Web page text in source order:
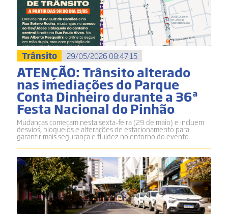
Trânsito 29/05/2026 08:47:15
ATENÇÃO: Trânsito alterado
nas imediações do Parque
Conta Dinheiro durante a 36ª
Festa Nacional do Pinhão
Mudanças começam nesta sexta-feira (29 de maio) e incluem
desvios, bloqueios e alterações de estacionamento para
garantir mais segurança e fluidez no entorno do evento